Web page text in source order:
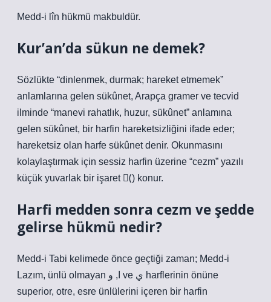
Medd-i lîn hükmü makbuldür.
Kur’an’da sükun ne demek?
Sözlükte “dinlenmek, durmak; hareket etmemek”
anlamlarına gelen sükûnet, Arapça gramer ve tecvid
ilminde “manevi rahatlık, huzur, sükûnet” anlamına
gelen sükûnet, bir harfin hareketsizliğini ifade eder;
hareketsiz olan harfe sükûnet denir. Okunmasını
kolaylaştırmak için sessiz harfin üzerine “cezm” yazılı
küçük yuvarlak bir işaret (ْ) konur.
Harfi medden sonra cezm ve şedde
gelirse hükmü nedir?
Medd-i Tabi kelimede önce geçtiği zaman; Medd-i
Lazım, ünlü olmayan ا, و ve ي harflerinin önüne
superior, otre, esre ünlülerini içeren bir harfin